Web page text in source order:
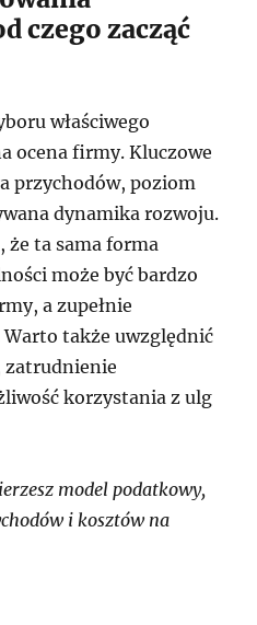
czego zacząć
właściwego
ocena firmy. Kluczowe
przychodów, poziom
dynamika rozwoju.
że ta sama forma
może być bardzo
a zupełnie
Warto także uwzględnić
zatrudnienie
korzystania z ulg
model podatkowy,
i kosztów na